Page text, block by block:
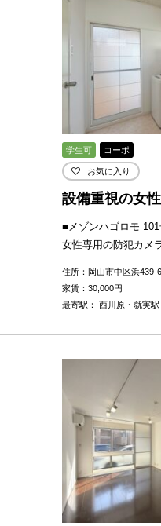
学生可 コーポ
お気に入り
設備重視の女
■メゾンハゴロモ
女性専用の防犯カメ
住所：岡山市中区浜439-6
家賃： 30,000円
最寄駅： 西川原・就実駅